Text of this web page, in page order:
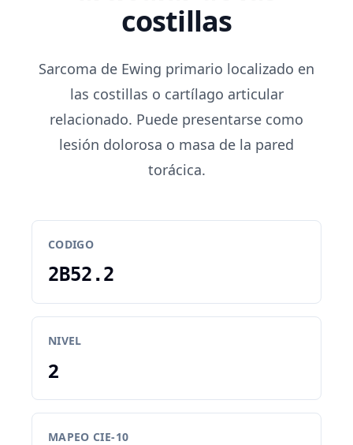
costillas
Sarcoma de Ewing primario localizado en
las costillas o cartílago articular
relacionado. Puede presentarse como
lesión dolorosa o masa de la pared
torácica.
CODIGO
2B52.2
NIVEL
2
MAPEO CIE-10